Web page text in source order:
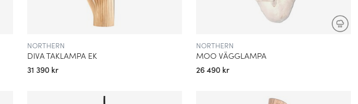
NORTHERN
DIVA TAKLAMPA EK
31 390 kr
NORTHERN
MOO VÄGGLAMPA
26 490 kr